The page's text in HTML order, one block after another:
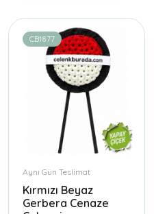
CB1877
Aynı Gün Teslimat
Kırmızı Beyaz
Gerbera Cenaze